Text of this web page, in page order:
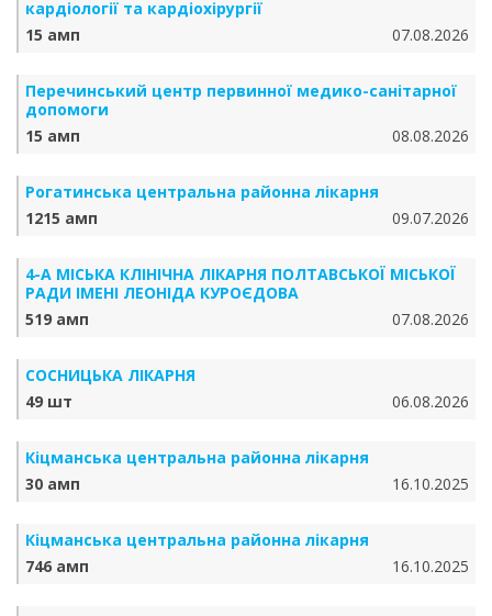
кардіології та кардіохірургії
15 амп
07.08.2026
Перечинський центр первинної медико-санітарної
допомоги
15 амп
08.08.2026
Рогатинська центральна районна лікарня
1215 амп
09.07.2026
4-А МІСЬКА КЛІНІЧНА ЛІКАРНЯ ПОЛТАВСЬКОЇ МІСЬКОЇ
РАДИ ІМЕНІ ЛЕОНІДА КУРОЄДОВА
519 амп
07.08.2026
СОСНИЦЬКА ЛІКАРНЯ
49 шт
06.08.2026
Кіцманська центральна районна лікарня
30 амп
16.10.2025
Кіцманська центральна районна лікарня
746 амп
16.10.2025